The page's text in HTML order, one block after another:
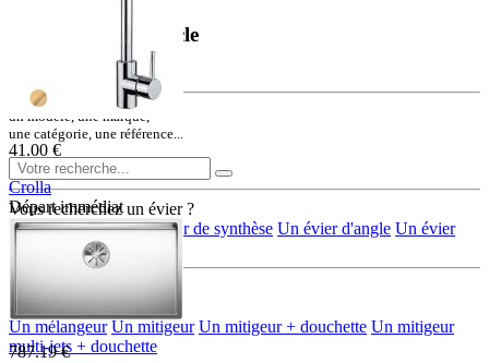
41.00 €
Crolla
7735VO
Départ immédiat
787.19 €
Rechercher un article
ou une référence
un modèle, une marque,
une catégorie, une référence...
Vous recherchez un évier ?
Un évier en inox Un évier de synthèse Un évier d'angle Un évier
rond/ovale
Vous recherchez
une robinetterie ?
Un mélangeur Un mitigeur Un mitigeur + douchette Un mitigeur
multi-jets + douchette